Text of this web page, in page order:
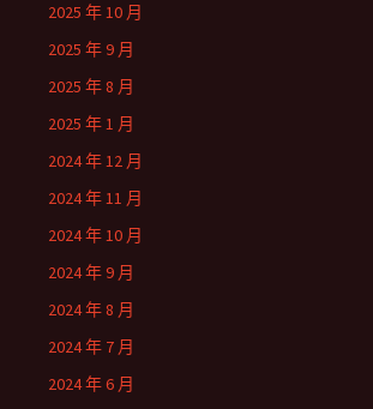
2025 年 10 月
2025 年 9 月
2025 年 8 月
2025 年 1 月
2024 年 12 月
2024 年 11 月
2024 年 10 月
2024 年 9 月
2024 年 8 月
2024 年 7 月
2024 年 6 月